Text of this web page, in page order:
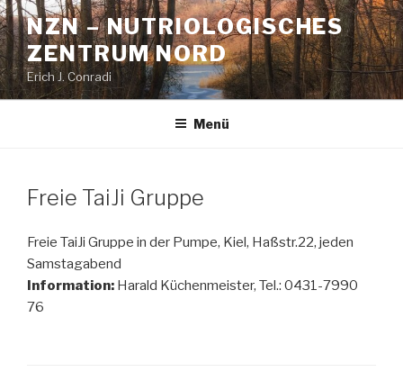
Zum
Inhalt
springen
NZN – NUTRIOLOGISCHES
ZENTRUM NORD
Erich J. Conradi
Menü
Freie TaiJi Gruppe
Freie TaiJi Gruppe in der Pumpe, Kiel, Haßstr.22, jeden
Samstagabend
Information: Harald Küchenmeister, Tel.: 0431-7990
76